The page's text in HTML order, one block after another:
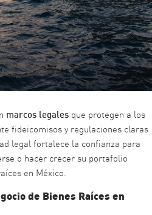
marcos legales que protegen a los
fideicomisos y regulaciones claras
legal fortalece la confianza para
o hacer crecer su portafolio
en México.
de Bienes Raíces en